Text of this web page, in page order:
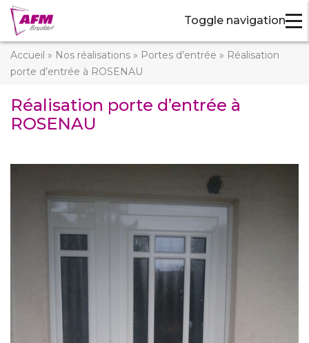
Toggle navigation
Accueil » Nos réalisations » Portes d’entrée » Réalisation
porte d’entrée à ROSENAU
Réalisation porte d’entrée à
ROSENAU